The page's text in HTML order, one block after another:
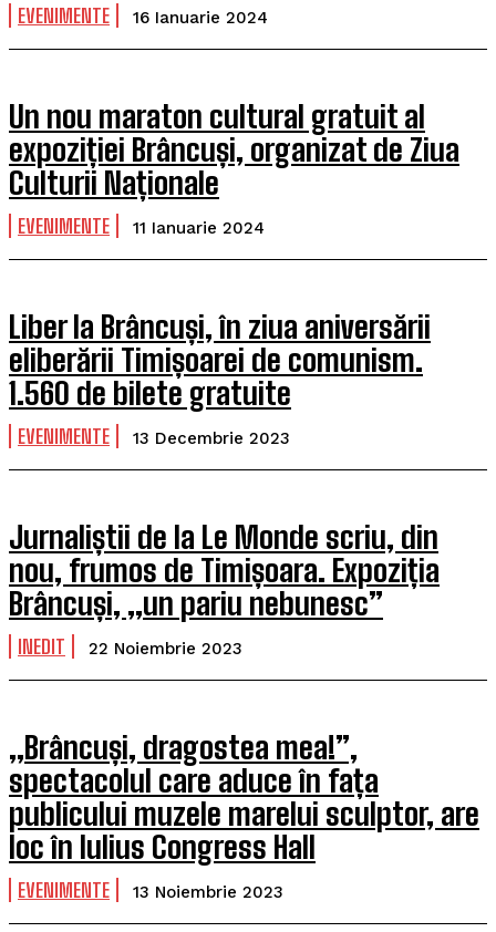
EVENIMENTE 16 Ianuarie 2024
Un nou maraton cultural gratuit al
expoziției Brâncuși, organizat de Ziua
Culturii Naționale
EVENIMENTE 11 Ianuarie 2024
Liber la Brâncuși, în ziua aniversării
eliberării Timișoarei de comunism.
1.560 de bilete gratuite
EVENIMENTE 13 Decembrie 2023
Jurnaliștii de la Le Monde scriu, din
nou, frumos de Timișoara. Expoziția
Brâncuși, „un pariu nebunesc”
INEDIT 22 Noiembrie 2023
„Brâncuși, dragostea mea!”,
spectacolul care aduce în fața
publicului muzele marelui sculptor, are
loc în Iulius Congress Hall
EVENIMENTE 13 Noiembrie 2023